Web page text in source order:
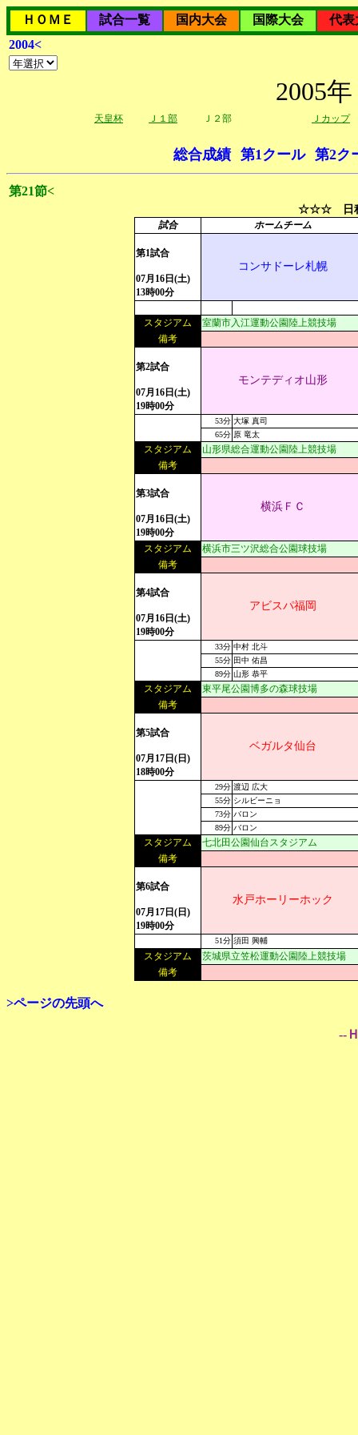
ＨＯＭＥ 試合一覧 国内大会 国際大会
代表
2004<
2005
天皇杯 Ｊ１部 Ｊ２部 Ｊカップ
総合成績 第1クール 第2ク
第21節<
☆☆☆ 日
試合 ホームチーム
第1試合
07月16日(土)
13時00分
コンサドーレ札幌
スタジアム
室蘭市入江運動公園陸上競技場
備考
第2試合
07月16日(土)
19時00分
モンテディオ山形
53分 大塚 真司
65分 原 竜太
スタジアム
山形県総合運動公園陸上競技場
備考
第3試合
07月16日(土)
19時00分
横浜ＦＣ
スタジアム
横浜市三ツ沢総合公園球技場
備考
第4試合
07月16日(土)
19時00分
アビスパ福岡
33分 中村 北斗
55分 田中 佑昌
89分 山形 恭平
スタジアム
東平尾公園博多の森球技場
備考
第5試合
07月17日(日)
18時00分
ベガルタ仙台
29分 渡辺 広大
55分 シルビーニョ
73分 バロン
89分 バロン
スタジアム
七北田公園仙台スタジアム
備考
第6試合
07月17日(日)
19時00分
水戸ホーリーホック
51分 須田 興輔
スタジアム
茨城県立笠松運動公園陸上競技場
備考
>ページの先頭へ
--